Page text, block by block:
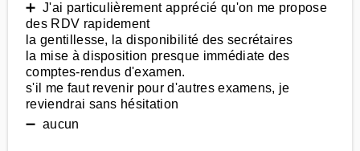
➕ J'ai particulièrement apprécié qu'on me propose
des RDV rapidement
la gentillesse, la disponibilité des secrétaires
la mise à disposition presque immédiate des
comptes-rendus d'examen.
s'il me faut revenir pour d'autres examens, je
reviendrai sans hésitation
➖ aucun